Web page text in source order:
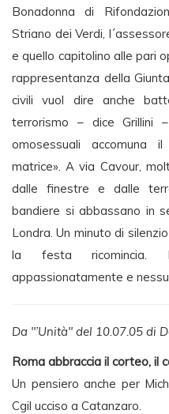
Bonadonna di
Striano dei Verdi,
e quello capitolino alle pari
rappresentanza della
civili vuol dire anche
terrorismo – dice Grillini
omosessuali accomuna
matrice». A via Cavour,
dalle finestre e dalle
bandiere si abbassano in
Londra. Un minuto di
la festa ricomincia.
appassionatamente e
Da "’Unità" del 10.07.05 di
Roma abbraccia il corteo, il
Un pensiero anche per
Cgil ucciso a Catanzaro.